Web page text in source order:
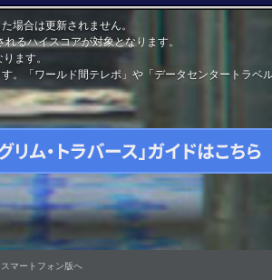
場合は更新されません。
るハイスコアが対象となります。
ます。
「ワールド間テレポ」や「データセンタートラベ
スマートフォン版へ